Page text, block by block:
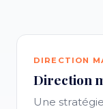
DIRECTION
Direction
Une